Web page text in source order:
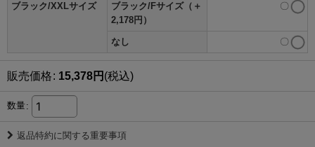
ブラック/XXLサイズ
ブラック/Fサイズ（＋
2,178円）
〇
なし 〇
販売価格: 15,378円 (税込)
数量:
返品特約に関する重要事項